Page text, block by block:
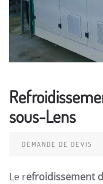
sous-Lens
DEMANDE DE DEVIS
Le refroidissement